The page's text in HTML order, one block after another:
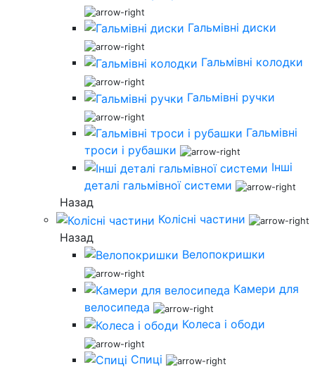
Гальмівні диски
Гальмівні колодки
Гальмівні ручки
Гальмівні
троси і рубашки
Інші
деталі гальмівної системи
Назад
Колісні частини
Назад
Велопокришки
Камери для
велосипеда
Колеса і ободи
Спиці